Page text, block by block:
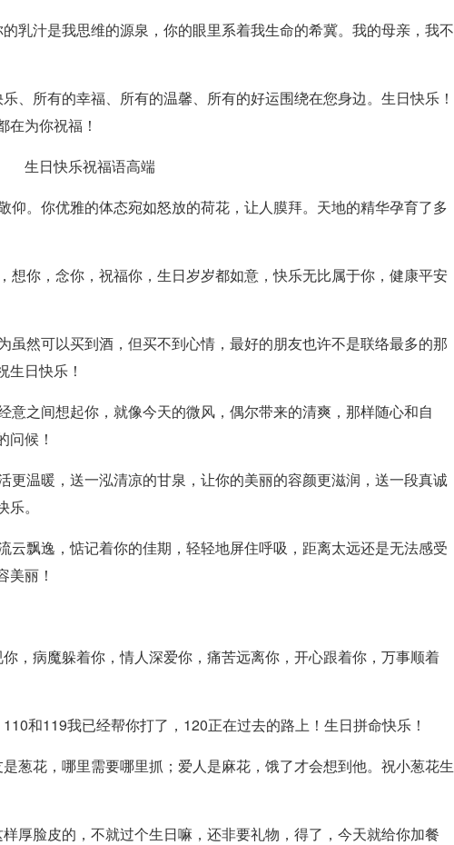
汁是我思维的源泉，你的眼里系着我生命的希冀。我的母亲，我不
所有的幸福、所有的温馨、所有的好运围绕在您身边。生日快乐！
为你祝福！
生日快乐祝福语高端
。你优雅的体态宛如怒放的荷花，让人膜拜。天地的精华孕育了多
你，念你，祝福你，生日岁岁都如意，快乐无比属于你，健康平安
然可以买到酒，但买不到心情，最好的朋友也许不是联络最多的那
日快乐！
之间想起你，就像今天的微风，偶尔带来的清爽，那样随心和自
问候！
温暖，送一泓清凉的甘泉，让你的美丽的容颜更滋润，送一段真诚
。
飘逸，惦记着你的佳期，轻轻地屏住呼吸，距离太远还是无法感受
美丽！
病魔躲着你，情人深爱你，痛苦远离你，开心跟着你，万事顺着
和119我已经帮你打了，120正在过去的路上！生日拼命快乐！
花，哪里需要哪里抓；爱人是麻花，饿了才会想到他。祝小葱花生
脸皮的，不就过个生日嘛，还非要礼物，得了，今天就给你加餐